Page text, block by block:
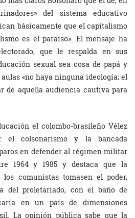
del sistema educativo
básicamente que el capitalismo
es el paraíso». El mensaje ha
que le respalda en sus
sexual sea cosa de papá y
«no haya ninguna ideología; el
de aquella audiencia cautiva para
el colombo-brasileño Vélez
el colsonarismo y la bancada
en defender al régimen militar
1964 y 1985 y destaca que la
comunistas tomasen el poder,
del proletariado, con el baño de
en un país de dimensiones
La opinión pública sabe que la